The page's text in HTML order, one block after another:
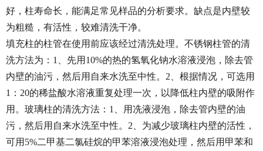
好，柱寿命长，能满足常见样品的分析要求。缺点是内壁较
为粗糙，有活性，较难清洗干净。
填充柱的柱管在使用前应该经过清洗处理。不锈钢柱管的清
洗方法为：1、先用10%的热的氢氧化钠水溶液浸泡，除去管
内壁的油污，然后用自来水洗至中性。2、根据情况，可选用
1：20的稀盐酸水溶液重复处理一次，以降低柱内壁的吸附作
用。玻璃柱的清洗方法：1、用冼液浸泡，除去管内壁的油
污，然后用自来水洗至中性。2、为减少玻璃柱内壁的活性，
可用5%二甲基二氯硅烷的甲苯溶液浸泡处理，然后用甲苯和